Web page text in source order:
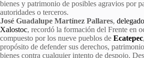
bienes y patrimonio de posibles agravios por
autoridades o terceros.
José Guadalupe Martínez Pallares,
Xalostoc, recordó la formación del Frente en
compuesto por los nueve pueblos de Ecatepec
propósito de defender sus derechos,
bienes contra cualquier intento de despojo.